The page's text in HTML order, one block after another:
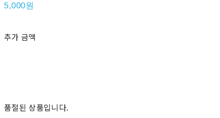
5,000원
추가 금액
품절된 상품입니다.